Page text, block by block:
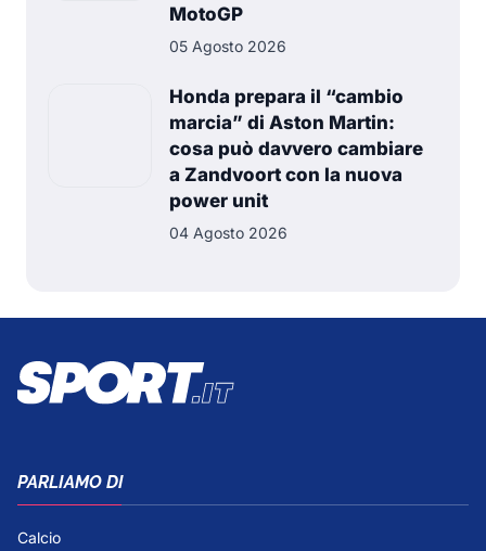
MotoGP
05 Agosto 2026
Honda prepara il “cambio
marcia” di Aston Martin:
cosa può davvero cambiare
a Zandvoort con la nuova
power unit
04 Agosto 2026
PARLIAMO DI
Calcio